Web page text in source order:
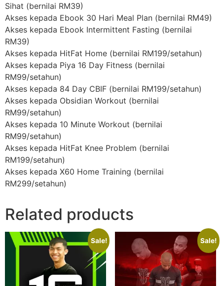
Sihat (bernilai RM39)
Akses kepada Ebook 30 Hari Meal Plan (bernilai RM49)
Akses kepada Ebook Intermittent Fasting (bernilai
RM39)
Akses kepada HitFat Home (bernilai RM199/setahun)
Akses kepada Piya 16 Day Fitness (bernilai
RM99/setahun)
Akses kepada 84 Day CBIF (bernilai RM199/setahun)
Akses kepada Obsidian Workout (bernilai
RM99/setahun)
Akses kepada 10 Minute Workout (bernilai
RM99/setahun)
Akses kepada HitFat Knee Problem (bernilai
RM199/setahun)
Akses kepada X60 Home Training (bernilai
RM299/setahun)
Related products
Sale! Sale!